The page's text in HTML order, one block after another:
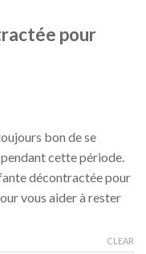
pour
bon de se
cette période.
décontractée pour
vous aider à rester
CLEAR